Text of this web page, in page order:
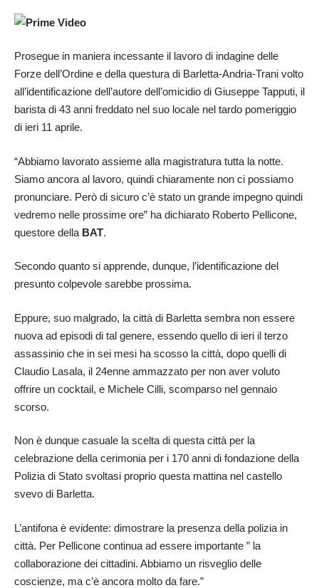
Prosegue in maniera incessante il lavoro di indagine delle
Forze dell’Ordine e della questura di Barletta-Andria-Trani volto
all’identificazione dell’autore dell’omicidio di Giuseppe Tapputi, il
barista di 43 anni freddato nel suo locale nel tardo pomeriggio
di ieri 11 aprile.
“Abbiamo lavorato assieme alla magistratura tutta la notte.
Siamo ancora al lavoro, quindi chiaramente non ci possiamo
pronunciare. Però di sicuro c’è stato un grande impegno quindi
vedremo nelle prossime ore” ha dichiarato Roberto Pellicone,
questore della BAT.
Secondo quanto si apprende, dunque, l’identificazione del
presunto colpevole sarebbe prossima.
Eppure, suo malgrado, la città di Barletta sembra non essere
nuova ad episodi di tal genere, essendo quello di ieri il terzo
assassinio che in sei mesi ha scosso la città, dopo quelli di
Claudio Lasala, il 24enne ammazzato per non aver voluto
offrire un cocktail, e Michele Cilli, scomparso nel gennaio
scorso.
Non è dunque casuale la scelta di questa città per la
celebrazione della cerimonia per i 170 anni di fondazione della
Polizia di Stato svoltasi proprio questa mattina nel castello
svevo di Barletta.
L’antifona è evidente: dimostrare la presenza della polizia in
città. Per Pellicone continua ad essere importante ” la
collaborazione dei cittadini. Abbiamo un risveglio delle
coscienze, ma c’è ancora molto da fare.”